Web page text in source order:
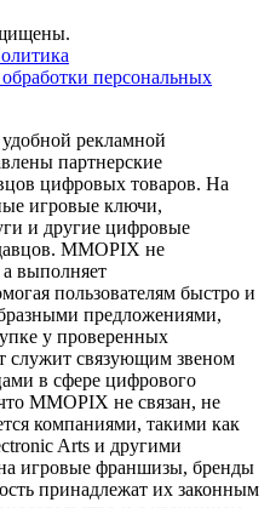
персональных
рекламной
партнерские
цифровых товаров. На
игровые ключи,
и другие цифровые
MMOPIX не
выполняет
пользователям быстро и
предложениями,
у проверенных
служит связующим звеном
в сфере цифрового
MMOPIX не связан, не
компаниями, такими как
Arts и другими
игровые франшизы, бренды
принадлежат их законным